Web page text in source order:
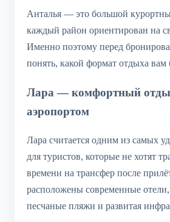
Анталья — это большой
каждый район ориентирован на
Именно поэтому перед
понять, какой формат отдыха вам
Лара — комфортный
аэропортом
Лара считается одним из самых
для туристов, которые не хотят
времени на трансфер после
расположены современные
песчаные пляжи и развитая